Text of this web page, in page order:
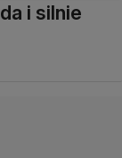
i silnie